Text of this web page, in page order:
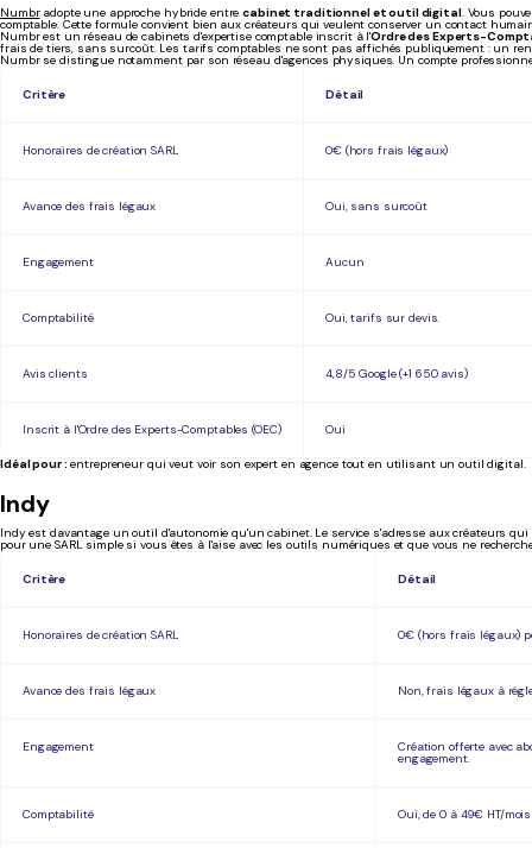
Numbradopte une approche hybride entrecabinet traditionnel et outil digital. Vous
comptable. Cette formule convient bien aux créateurs qui veulent conserver un contact
Numbr est un réseau de cabinets d'expertise comptable inscrit à l'Ordre des Experts-
frais de tiers, sans surcoût. Les tarifs comptables ne sont pas affichés publiquement : un
Numbr se distingue notamment par son réseau d'agences physiques. Un compte
Critère Détail
Honoraires de création SARL 0€ (hors frais légaux)
Avance des frais légaux Oui, sans surcoût
Engagement Aucun
Comptabilité Oui, tarifs sur devis.
Avis clients 4,8/5 Google (+1 650 avis)
Inscrit à l'Ordre des Experts-Comptables (OEC) Oui
Idéal pour : entrepreneur qui veut voir son expert en agence tout en utilisant un outil digital.
Indy
Indy est davantage un outil d'autonomie qu'un cabinet. Le service s'adresse aux créateurs
pour une SARL simple si vous êtes à l'aise avec les outils numériques et que vous ne
Critère Détail
Honoraires de création SARL 0€ (hors frais légaux)
Avance des frais légaux Non, frais légaux à
Engagement Création offerte avec
engagement.
Comptabilité Oui, de 0 à 49€ HT/